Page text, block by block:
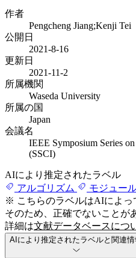
作者
Pengcheng Jiang;Kenji Tei
公開日
2021-8-16
更新日
2021-11-2
所属機関
Waseda University
所属の国
Japan
会議名
IEEE Symposium Series
(SSCI)
AIにより推定されたラベル
アルゴリズム
モジュー
※ こちらのラベルはAIによっ
そのため、正確でないことが
詳細は文献データベースにつ
AIにより推定されたラベルと関連情